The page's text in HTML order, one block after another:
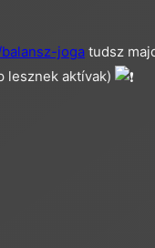
joga tudsz
lesznek aktívak)